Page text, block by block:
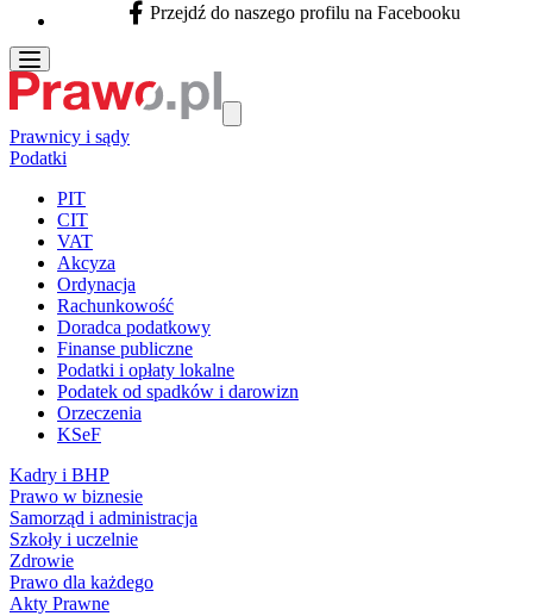
Facebook - otwiera się w nowej karcie
Przejdź do naszego profilu na Facebooku
Prawnicy i sądy
Podatki
PIT
CIT
VAT
Akcyza
Ordynacja
Rachunkowość
Doradca podatkowy
Finanse publiczne
Podatki i opłaty lokalne
Podatek od spadków i darowizn
Orzeczenia
KSeF
Kadry i BHP
Prawo w biznesie
Samorząd i administracja
Szkoły i uczelnie
Zdrowie
Prawo dla każdego
Akty Prawne